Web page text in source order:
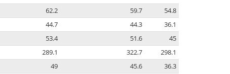
62.2 59.7
54.8
44.7 44.3
36.1
53.4 51.6
45
289.1 322.7
298.1
49 45.6
36.3